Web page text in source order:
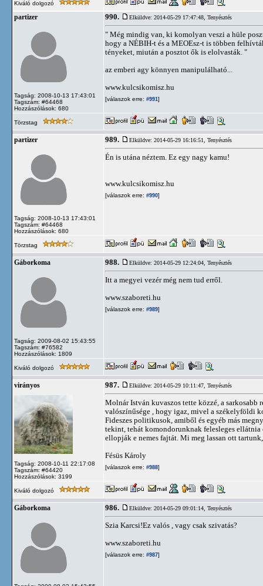
Kiváló dolgozó
partizer
Tagság: 2008-10-13 17:43:01
Tagszám: #64468
Hozzászólások: 680
990. Elküldve: 2014-05-29 17:47:48, Tenyésztés
" Még mindig van, ki komolyan veszi a hüle
hogy a NÉBIH-t és a MEOEsz-t is többen
tényeket, miután a posztot ők is elolvasták. "
az emberi agy könnyen manipulálható...
www.kulcsikomisz.hu
[válaszok erre: #991]
Törzstag
partizer
Tagság: 2008-10-13 17:43:01
Tagszám: #64468
Hozzászólások: 680
989. Elküldve: 2014-05-29 16:16:51, Tenyésztés
Én is utána néztem. Ez egy nagy kamu!
www.kulcsikomisz.hu
[válaszok erre: #990]
Törzstag
Gáborkoma
Tagság: 2009-08-02 15:43:55
Tagszám: #76582
Hozzászólások: 1809
988. Elküldve: 2014-05-29 12:24:04, Tenyésztés
Itt a megyei vezér még nem tud erről.
www.szaboreti.hu
[válaszok erre: #989]
Kiváló dolgozó
virányos
Tagság: 2008-10-11 22:17:08
Tagszám: #64420
Hozzászólások: 3199
987. Elküldve: 2014-05-29 10:11:47, Tenyésztés
Molnár István kuvaszos tette közzé, a sarkosabb
valószínűsége , hogy igaz, mivel a székelyföldi
Fideszes politikusok, amiből és egyéb más
tekint, tehát komondorunknak felesleges
ellopják e nemes fajtát. Mi meg lassan ott
Fésüs Károly
[válaszok erre: #988]
Kiváló dolgozó
Gáborkoma 986. Elküldve: 2014-05-29 09:01:14, Tenyésztés
Szia Karcsi!Ez valós , vagy csak szivatás?
www.szaboreti.hu
[válaszok erre: #987]